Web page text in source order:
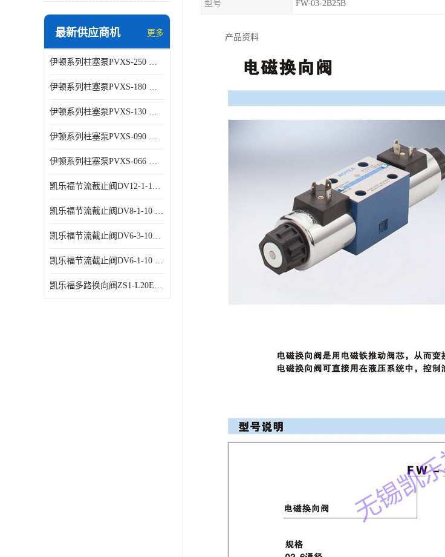
最新供应商机 更多
伊顿系列柱塞泵PVXS-250 钢铁厂液压系统增压油泵
伊顿系列柱塞泵PVXS-180 钢铁厂液压系统增压油泵
伊顿系列柱塞泵PVXS-130 钢铁厂液压系统增压油泵
伊顿系列柱塞泵PVXS-090 钢铁厂液压系统增压油泵
伊顿系列柱塞泵PVXS-066 钢铁厂液压系统增压油泵
凯乐福节流截止阀DV12-1-10 液压站节流阀
凯乐福节流截止阀DV8-1-10 液压站节流阀
凯乐福节流截止阀DV6-3-10液压站节流阀
凯乐福节流截止阀DV6-1-10 液压站节流阀
凯乐福多路换向阀ZS1-L20E-OT多路阀厂家
型号 FW-03-2B25B
产品资料